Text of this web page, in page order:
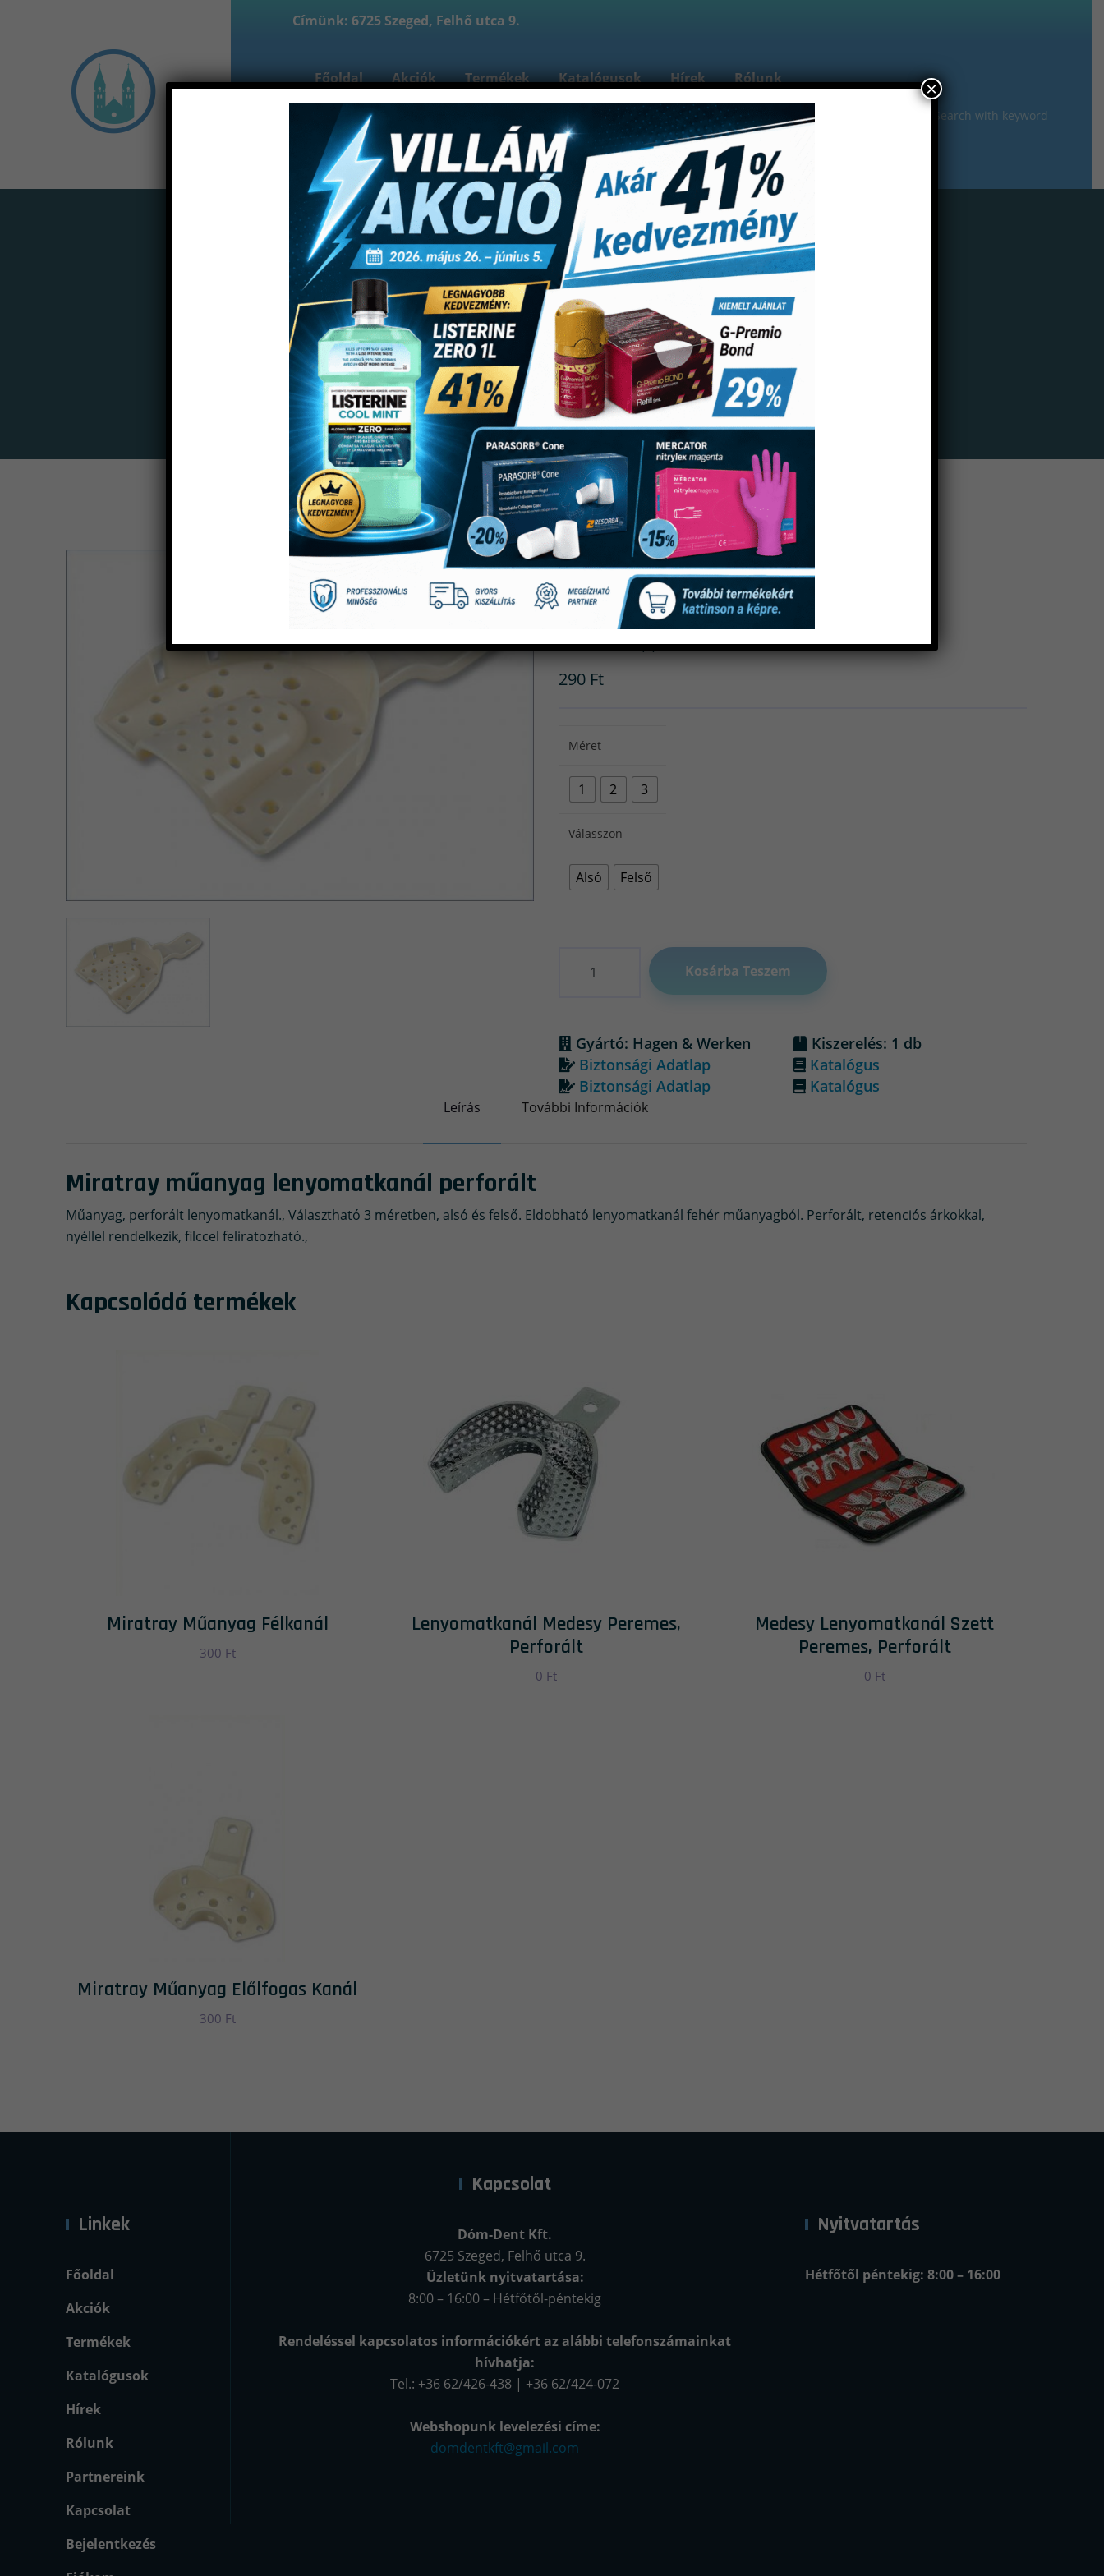
Címünk: 6725 Szeged, Felhő utca 9.
Főoldal Akciók Termékek Katalógusok Hírek Rólunk
Partnereink Kapcsolat Bejelentkezés Fiókom Regisztráció
Shop
Lenyomatanyagok Lenyomatkanalak Miratray műanyag lenyomatkanál perforált
Miratray Műanyag
Lenyomatkanál Perforált
(0)
290 Ft
Méret
1 2 3
Válasszon
Alsó Felső
Kosárba Teszem
Gyártó: Hagen & Werken
Kiszerelés: 1 db
Biztonsági Adatlap
Katalógus
Biztonsági Adatlap
Katalógus
Leírás További Információk
Miratray műanyag lenyomatkanál perforált
Műanyag, perforált lenyomatkanál., Választható 3 méretben, alsó és felső. Eldobható lenyomatkanál fehér műanyagból. Perforált, retenciós árkokkal,
nyéllel rendelkezik, filccel feliratozható.,
Kapcsolódó termékek
Miratray Műanyag Félkanál
300 Ft
Lenyomatkanál Medesy Peremes,
Perforált
0 Ft
Medesy Lenyomatkanál Szett
Peremes, Perforált
0 Ft
Miratray Műanyag Előlfogas Kanál
300 Ft
Linkek
Főoldal
Akciók
Termékek
Katalógusok
Hírek
Rólunk
Partnereink
Kapcsolat
Bejelentkezés
Kapcsolat
Dóm-Dent Kft.
6725 Szeged, Felhő utca 9.
Üzletünk nyitvatartása:
8:00 – 16:00 – Hétfőtől-péntekig
Rendeléssel kapcsolatos információkért az alábbi telefonszámainkat
hívhatja:
Tel.: +36 62/426-438 | +36 62/424-072
Webshopunk levelezési címe:
domdentkft@gmail.com
Nyitvatartás
Hétfőtől péntekig: 8:00 – 16:00
×